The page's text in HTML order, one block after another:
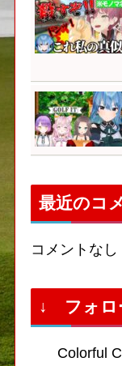
最近のコ
コメントなし
↓ フォロ
Colorful